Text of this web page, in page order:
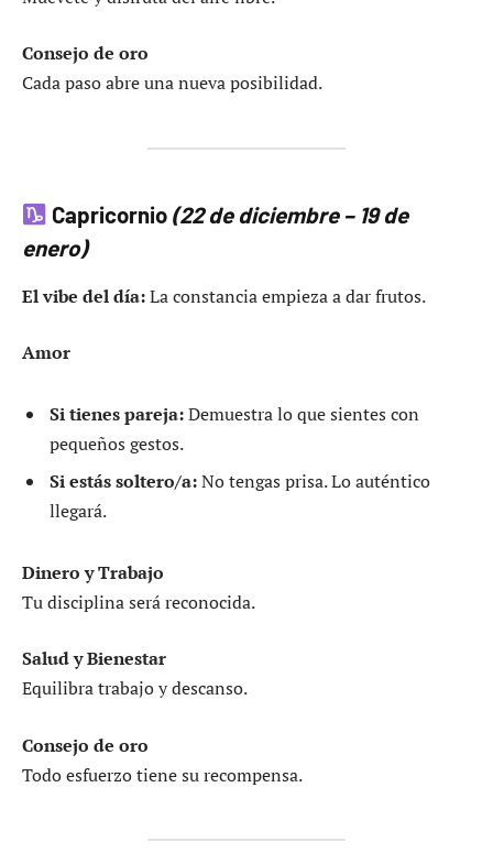
Consejo de oro
Cada paso abre una nueva posibilidad.
Capricornio (22 de diciembre – 19 de
enero)
El vibe del día:La constancia empieza a dar frutos.
Amor
Si tienes pareja:Demuestra lo que sientes con
pequeños gestos.
Si estás soltero/a:No tengas prisa. Lo auténtico
llegará.
Dinero y Trabajo
Tu disciplina será reconocida.
Salud y Bienestar
Equilibra trabajo y descanso.
Consejo de oro
Todo esfuerzo tiene su recompensa.